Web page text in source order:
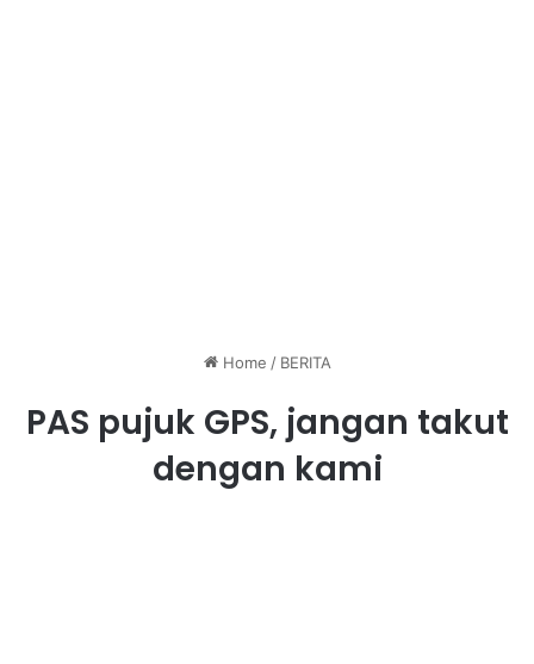
Home / BERITA
PAS pujuk GPS, jangan takut
dengan kami